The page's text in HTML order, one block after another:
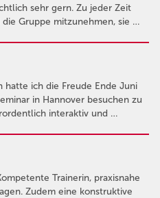
sehr gern. Zu jeder Zeit
Gruppe mitzunehmen, sie …
hatte ich die Freude Ende Juni
in Hannover besuchen zu
interaktiv und …
Trainerin, praxisnahe
Zudem eine konstruktive